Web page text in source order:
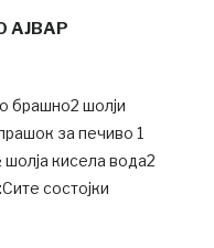
АЈВАР
брашно2 шолји
за печиво 1
шолја кисела вода2
состојки